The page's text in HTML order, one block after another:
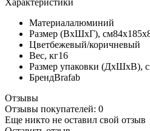
Характеристики
Материалалюминий
Размер (ВхШхГ), см
Цветбежевый/коричневый
Вес, кг16
Размер упаковки (ДхШхВ),
БрендBrafab
Отзывы
Отзывы покупателей: 0
Еще никто не оставил свой отзыв